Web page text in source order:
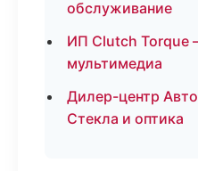
обслуживание
ИП Clutch Torque
мультимедиа
Дилер-центр
Стекла и оптика